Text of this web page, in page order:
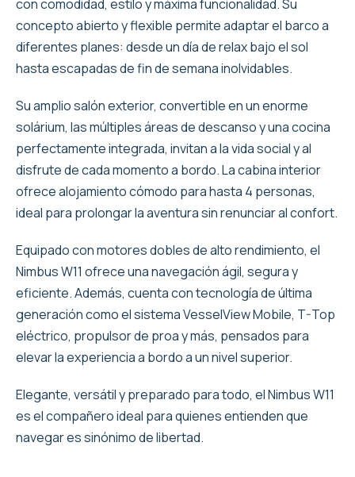
con comodidad, estilo y máxima funcionalidad. Su
concepto abierto y flexible permite adaptar el barco a
diferentes planes: desde un día de relax bajo el sol
hasta escapadas de fin de semana inolvidables.
Su amplio salón exterior, convertible en un enorme
solárium, las múltiples áreas de descanso y una cocina
perfectamente integrada, invitan a la vida social y al
disfrute de cada momento a bordo. La cabina interior
ofrece alojamiento cómodo para hasta 4 personas,
ideal para prolongar la aventura sin renunciar al confort.
Equipado con motores dobles de alto rendimiento, el
Nimbus W11 ofrece una navegación ágil, segura y
eficiente. Además, cuenta con tecnología de última
generación como el sistema VesselView Mobile, T-Top
eléctrico, propulsor de proa y más, pensados para
elevar la experiencia a bordo a un nivel superior.
Elegante, versátil y preparado para todo, el Nimbus W11
es el compañero ideal para quienes entienden que
navegar es sinónimo de libertad.